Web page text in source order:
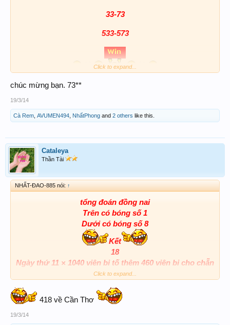
33-73
533-573
Click to expand...
chúc mừng bạn. 73**
19/3/14
Cà Rem AVUMEN494 NhấtPhong and 2 others like this.
Cataleya
Thần Tài
NHẤT-ĐAO-885 nói: ↑
tổng đoán đồng nai
Trên có bóng số 1
Dưới có bóng số 8
Kết
18
Ngày thứ 11 × 1040 viên bi tố thêm 460 viên bi cho chẵn
018
618
918
Click to expand...
418 về Cần Thơ
19/3/14